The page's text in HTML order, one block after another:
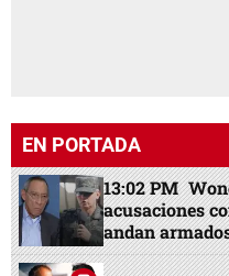
EN PORTADA
13:02 PM
acusaciones
andan